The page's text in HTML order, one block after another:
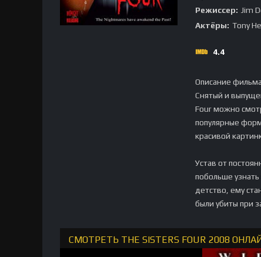
Режиссер: Jim
Актёры: Tony
4.4
Описание
Снятый и
Four можно
популярные
красивой
Устав от
побольше
детство, ему
были убиты при
СМОТРЕТЬ THE SISTERS FOUR 2008